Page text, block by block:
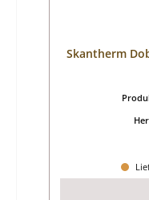
Skantherm